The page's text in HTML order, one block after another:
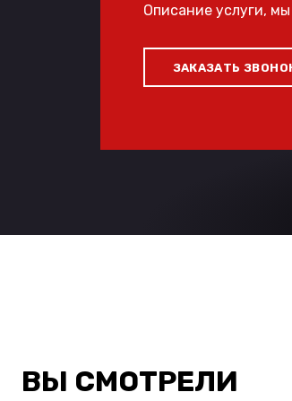
Описание услуги,
ЗАКАЗАТЬ
ВЫ СМОТРЕЛИ